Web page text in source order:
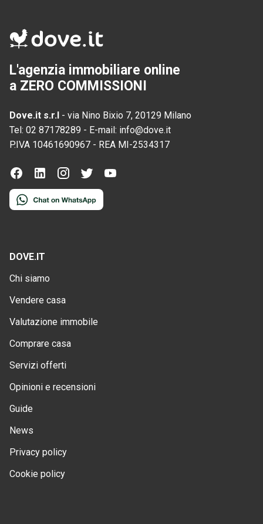
L'agenzia immobiliare online
a ZERO COMMISSIONI
Dove.it s.r.l - via Nino Bixio 7, 20129 Milano
Tel: 02 87178289 - E-mail: info@dove.it
P.IVA 10461690967 - REA MI-2534317
DOVE.IT
Chi siamo
Vendere casa
Valutazione immobile
Comprare casa
Servizi offerti
Opinioni e recensioni
Guide
News
Privacy policy
Cookie policy